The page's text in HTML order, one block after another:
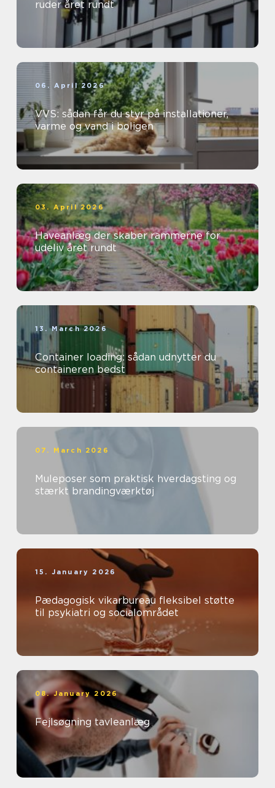
ruder året rundt
06. April 2026
VVS: sådan får du styr på installationer,
varme og vand i boligen
03. April 2026
Haveanlæg der skaber rammerne for
udeliv året rundt
13. March 2026
Container loading: sådan udnytter du
containeren bedst
07. March 2026
Muleposer som praktisk hverdagsting og
stærkt brandingværktøj
15. January 2026
Pædagogisk vikarbureau fleksibel støtte
til psykiatri og socialområdet
08. January 2026
Fejlsøgning tavleanlæg